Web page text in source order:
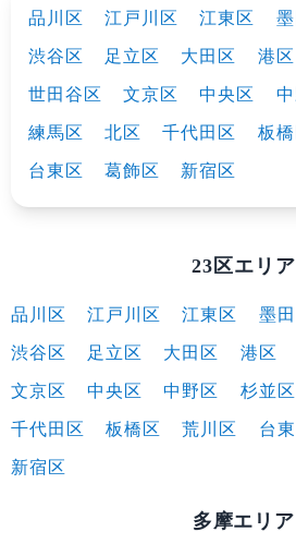
23区エリア
品川区 江戸川区 江東区
渋谷区
足立区 大田区 港区
世田谷区
文京区 中央区
練馬区
北区 千代田区 板
台東区
葛飾区 新宿区
23区エリア
品川区 江戸川区 江東区 墨
渋谷区
足立区 大田区 港区
文京区
中央区 中野区 杉並区
千代田区
板橋区 荒川区 台
新宿区
多摩エリア